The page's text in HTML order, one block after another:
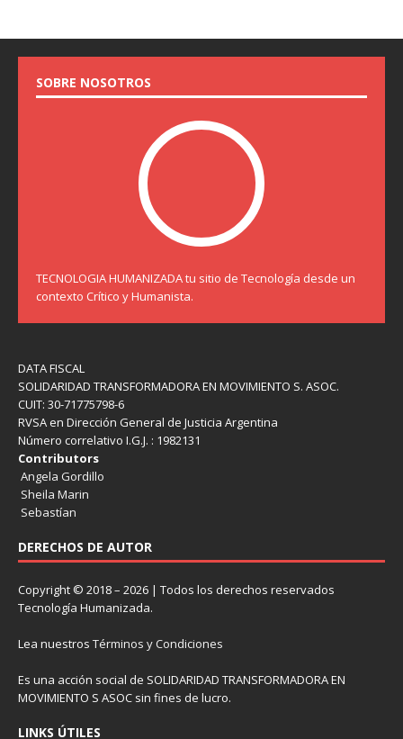
SOBRE NOSOTROS
TECNOLOGIA HUMANIZADA tu sitio de Tecnología desde un
contexto Crítico y Humanista.
DATA FISCAL
SOLIDARIDAD TRANSFORMADORA EN MOVIMIENTO S. ASOC.
CUIT: 30-71775798-6
RVSA en Dirección General de Justicia Argentina
Número correlativo I.G.J. : 1982131
Contributors
Angela Gordillo
Sheila Marin
Sebastían
DERECHOS DE AUTOR
Copyright © 2018 – 2026 | Todos los derechos reservados
Tecnología Humanizada.
Lea nuestros Términos y Condiciones
Es una acción social de SOLIDARIDAD TRANSFORMADORA EN
MOVIMIENTO S ASOC sin fines de lucro.
LINKS ÚTILES